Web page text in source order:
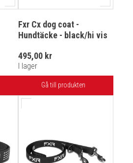
Fxr Cx dog coat -
Hundtäcke - black/hi vis
495,00 kr
I lager
Gå till produkten